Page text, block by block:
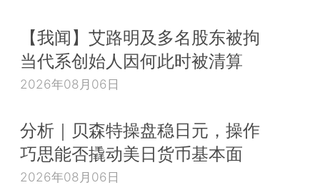
【我闻】艾路明及多名股东被拘
当代系创始人因何此时被清算
2026年08月06日
分析｜贝森特操盘稳日元，操作
巧思能否撬动美日货币基本面
2026年08月06日